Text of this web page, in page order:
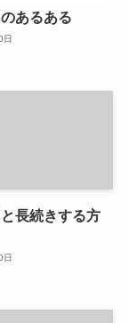
あるある
日
長続きする方
日